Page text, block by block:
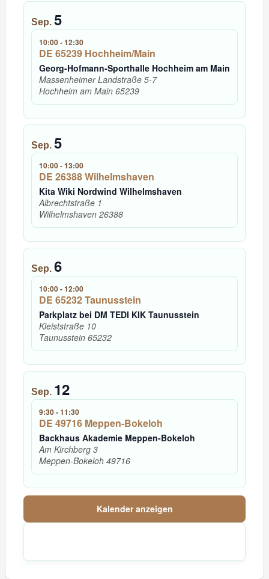
Sep. 5
10:00-12:30
DE 65239 Hochheim/Main
Georg-Hofmann-Sporthalle Hochheim am Main
Massenheimer Landstraße 5-7
Hochheim am Main 65239
Sep. 5
10:00-13:00
DE 26388 Wilhelmshaven
Kita Wiki Nordwind Wilhelmshaven
Albrechtstraße 1
Wilhelmshaven 26388
Sep. 6
10:00-12:00
DE 65232 Taunusstein
Parkplatz bei DM TEDI KIK Taunusstein
Kleiststraße 10
Taunusstein 65232
Sep. 12
9:30-11:30
DE 49716 Meppen-Bokeloh
Backhaus Akademie Meppen-Bokeloh
Am Kirchberg 3
Meppen-Bokeloh 49716
Kalender anzeigen